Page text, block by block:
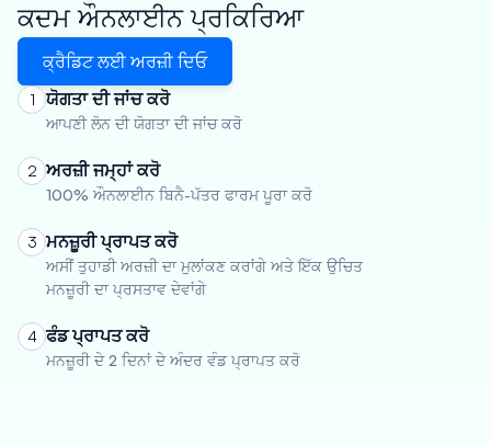
ਕਦਮ ਔਨਲਾਈਨ ਪ੍ਰਕਿਰਿਆ
ਕ੍ਰੈਡਿਟ ਲਈ ਅਰਜ਼ੀ ਦਿਓ
1 ਯੋਗਤਾ ਦੀ ਜਾਂਚ ਕਰੋ
ਆਪਣੀ ਲੋਨ ਦੀ ਯੋਗਤਾ ਦੀ ਜਾਂਚ ਕਰੋ
2 ਅਰਜ਼ੀ ਜਮ੍ਹਾਂ ਕਰੋ
100% ਔਨਲਾਈਨ ਬਿਨੈ-ਪੱਤਰ ਫਾਰਮ ਪੂਰਾ ਕਰੋ
3 ਮਨਜ਼ੂਰੀ ਪ੍ਰਾਪਤ ਕਰੋ
ਅਸੀਂ ਤੁਹਾਡੀ ਅਰਜ਼ੀ ਦਾ ਮੁਲਾਂਕਣ ਕਰਾਂਗੇ ਅਤੇ ਇੱਕ ਉਚਿਤ
ਮਨਜ਼ੂਰੀ ਦਾ ਪ੍ਰਸਤਾਵ ਦੇਵਾਂਗੇ
4 ਫੰਡ ਪ੍ਰਾਪਤ ਕਰੋ
ਮਨਜ਼ੂਰੀ ਦੇ 2 ਦਿਨਾਂ ਦੇ ਅੰਦਰ ਵੰਡ ਪ੍ਰਾਪਤ ਕਰੋ